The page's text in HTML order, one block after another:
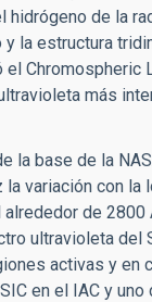
hidrógeno de la
y la estructura
Chromospheric
más
la base de la
variación con la
de 2800
ultravioleta del
activas y en
en el IAC y uno